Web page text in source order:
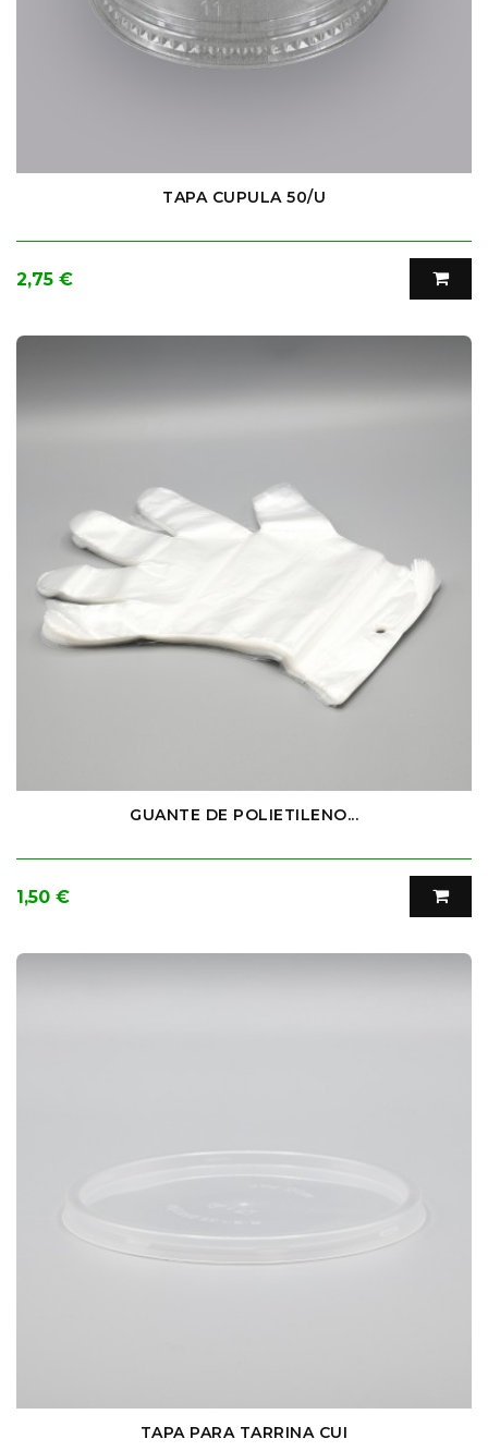
TAPA CUPULA 50/U
Precio
2,75 €
GUANTE DE POLIETILENO...
Precio
1,50 €
TAPA PARA TARRINA CUI